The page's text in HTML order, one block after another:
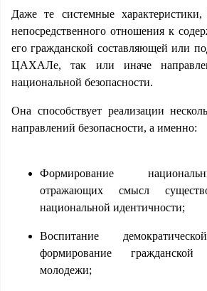
Даже те системные
непосредственного отношения к
его гражданской составляющей или
ЦАХАЛе, так или иначе
национальной безопасности.
Она способствует реализации
направлений безопасности, а именно:
Формирование
отражающих смысл
национальной идентичности;
Воспитание
формирование
молодежи;